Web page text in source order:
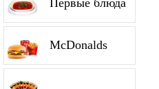
Первые блюда
McDonalds